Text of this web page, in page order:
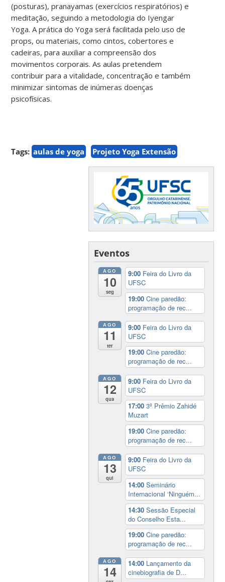
(posturas), pranayamas (exercícios respiratórios) e
meditação, seguindo a metodologia do Iyengar
Yoga. A prática do Yoga será facilitada pelo uso de
props, ou materiais, como cintos, cobertores e
cadeiras, para auxiliar a compreensão dos
movimentos corporais. As aulas pretendem
contribuir para a vitalidade, concentração e também
minimizar sintomas de inúmeras doenças
psicofísicas.
Tags: aulas de yoga Projeto Yoga Extensão
Eventos
AGO
10
seg
9:00 Feira do Livro da
UFSC
19:00Cine paredão:
programação de rec...
AGO
11
ter
9:00 Feira do Livro da
UFSC
19:00Cine paredão:
programação de rec...
AGO
12
qua
9:00 Feira do Livro da
UFSC
17:003º Prêmio Zahidé
Muzart
19:00Cine paredão:
programação de rec...
AGO
13
qui
9:00 Feira do Livro da
UFSC
14:00Seminário
Internacional ‘Ninguém...
14:30Sessão Especial
do Conselho Esta...
19:00Cine paredão:
programação de rec...
AGO
14
14:00 Lançamento da
cinebiografia de D...